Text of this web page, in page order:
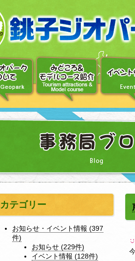
カテゴリー
お知らせ・イベント情報 (397
件)
お知らせ (229件)
イベント情報 (128件)